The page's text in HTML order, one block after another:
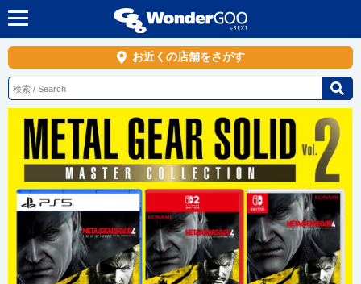
お近くの店舗をさがす